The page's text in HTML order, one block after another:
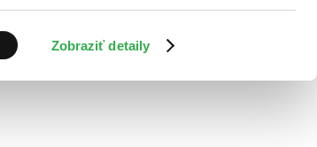
Zobraziť detaily